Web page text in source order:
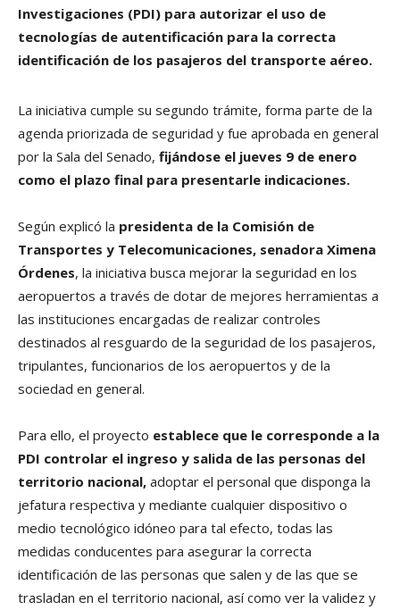
Investigaciones (PDI) para autorizar el uso de
tecnologías de autentificación para la correcta
identificación de los pasajeros del transporte aéreo.
La iniciativa cumple su segundo trámite, forma parte de la
agenda priorizada de seguridad y fue aprobada en general
por la Sala del Senado, fijándose el jueves 9 de enero
como el plazo final para presentarle indicaciones.
Según explicó la presidenta de la Comisión de
Transportes y Telecomunicaciones, senadora Ximena
Órdenes, la iniciativa busca mejorar la seguridad en los
aeropuertos a través de dotar de mejores herramientas a
las instituciones encargadas de realizar controles
destinados al resguardo de la seguridad de los pasajeros,
tripulantes, funcionarios de los aeropuertos y de la
sociedad en general.
Para ello, el proyecto establece que le corresponde a la
PDI controlar el ingreso y salida de las personas del
territorio nacional, adoptar el personal que disponga la
jefatura respectiva y mediante cualquier dispositivo o
medio tecnológico idóneo para tal efecto, todas las
medidas conducentes para asegurar la correcta
identificación de las personas que salen y de las que se
trasladan en el territorio nacional, así como ver la validez y